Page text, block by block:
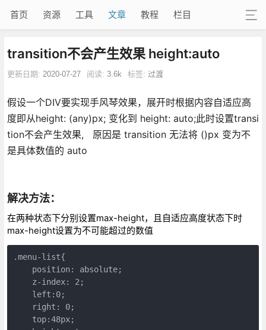
首页 资源 工具 文章 教程 栏目
transition不会产生效果 height:auto
更新日期: 2020-07-27 阅读: 3.6k 标签: 过渡
假设一个DIV要实现手风琴效果，展开时根据内容自适应高
度即从height: (any)px; 变化到 height: auto;此时设置transi
tion不会产生效果, 原因是 transition 无法将 ()px 变为不
是具体数值的 auto
解决方法：
在两种状态下分别设置max-height，且自适应高度状态下时
max-height设置为不可能超过的数值
.menu-list{
    position: absolute;
    z-index: 2;
    left:0;
    right: 0;
    top:48px;